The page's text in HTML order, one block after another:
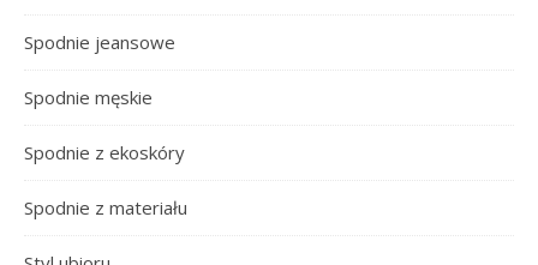
Spodnie jeansowe
Spodnie męskie
Spodnie z ekoskóry
Spodnie z materiału